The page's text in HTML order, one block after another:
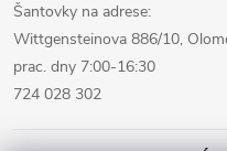
Šantovky na adrese:
Wittgensteinova 886/10,
prac. dny 7:00-16:30
724 028 302